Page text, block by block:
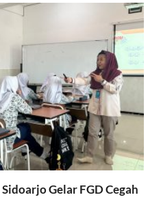
Gelar FGD Cegah